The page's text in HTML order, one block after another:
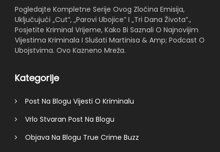
Pogledajte Kompletne Serije Ovog Zločina Emisija,
Uključujući „Cut”, „Parovi Ubojice” I „Tri Dana Života”.,
Posjetite Kriminal Vrijeme, Kako Bi Saznali O Najnovijim
Vijestima Kriminala I Slušati Martinisa & Amp; Podcast O
Ubojstvima. Ovo Kazneno Mreža.
Kategorije
Post Na Blogu Vijesti O Kriminalu
Vrlo Stvaran Post Na Blogu
Objava Na Blogu True Crime Buzz